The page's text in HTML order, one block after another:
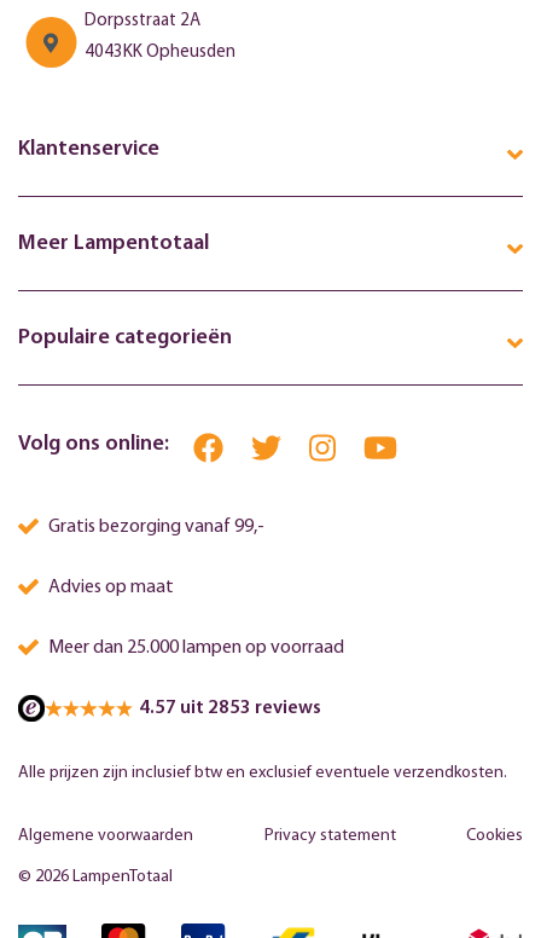
Dorpsstraat 2A
4043KK Opheusden
Klantenservice
Meer Lampentotaal
Populaire categorieën
Volg ons online:
Gratis bezorging vanaf 99,-
Advies op maat
Meer dan 25.000 lampen op voorraad
4.57 uit 2853 reviews
Alle prijzen zijn inclusief btw en exclusief eventuele verzendkosten.
© 2026 LampenTotaal
Algemene voorwaarden Privacy statement Cookies